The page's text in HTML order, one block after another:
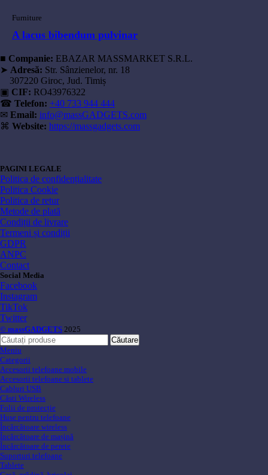
Furniture
A lacus bibendum pulvinar
■ Companie: EBAZAR MASSMARKET S.R.L.
➤ Adresă: Str. Sânzienelor, nr. 18
307220 Giroc, Jud. Timiș
▣ CIF: RO43976322
☎ Telefon: +40 733 944 444
✉ Email: info@massGADGETS.com
⌘ Website: https://massgadgets.com
PAGINI LEGALE
Politica de confidențialitate
Politica Cookie
Politica de retur
Metode de plată
Condiții de livrare
Termeni și condiții
GDPR
ANPC
Contact
Social Media
Facebook
Instagram
TikTok
Twitter
© massGADGETS 2025
Căutare
Meniu
Categorii
Accesorii telefoane mobile
Accesorii telefoane si tablete
Cabluri USB
Căsti Wireless
Folii de protecție
Huse pentru telefoane
Încărcătoare wireless
Încărcătoare de mașină
Încărcătoare de perete
Suporturi telefoane
Tablete